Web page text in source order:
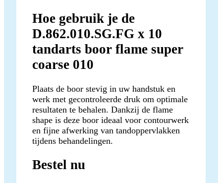
Hoe gebruik je de
D.862.010.SG.FG x 10
tandarts boor flame super
coarse 010
Plaats de boor stevig in uw handstuk en
werk met gecontroleerde druk om optimale
resultaten te behalen. Dankzij de flame
shape is deze boor ideaal voor contourwerk
en fijne afwerking van tandoppervlakken
tijdens behandelingen.
Bestel nu